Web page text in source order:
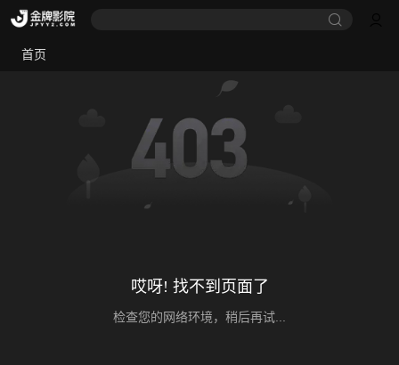
首页
哎呀! 找不到页面了
检查您的网络环境，稍后再试...